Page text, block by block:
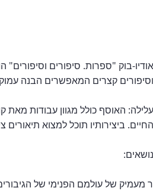
אודיו-בוק "ספרות. סיפורים
וסיפורים קצרים המאפשרים הבנה
עלילה: האוסף כולל מגוון עבודות מאת
החיים. ביצירותיו תוכל למצוא
נושאים:
של עולמם הפנימי של